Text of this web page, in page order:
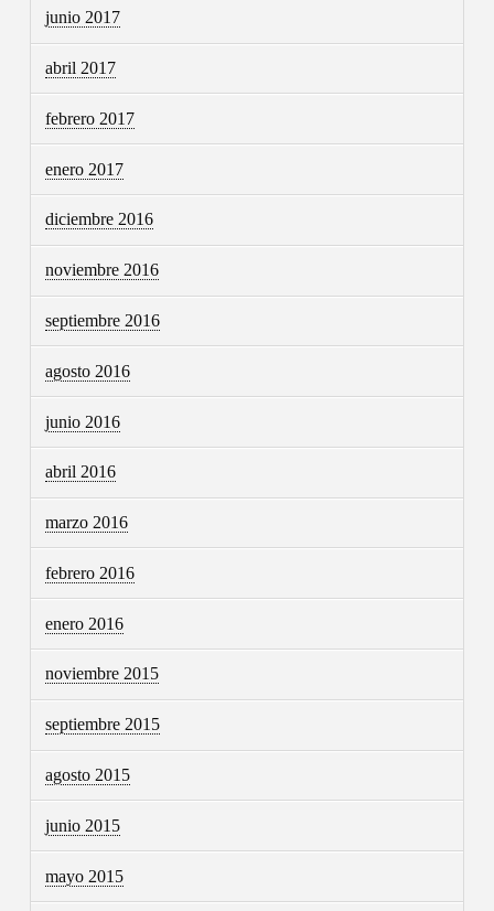
junio 2017
abril 2017
febrero 2017
enero 2017
diciembre 2016
noviembre 2016
septiembre 2016
agosto 2016
junio 2016
abril 2016
marzo 2016
febrero 2016
enero 2016
noviembre 2015
septiembre 2015
agosto 2015
junio 2015
mayo 2015